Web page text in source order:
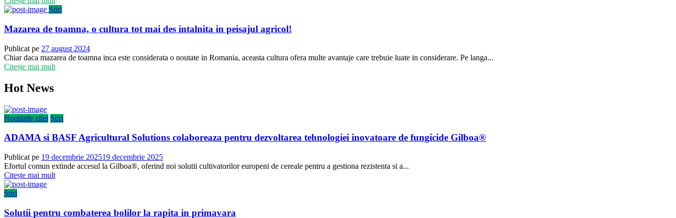
Știri
Mazarea de toamna, o cultura tot mai des intalnita in peisajul agricol!
Publicat pe 27 august 2024
Chiar daca mazarea de toamna inca este considerata o noutate in Romania, aceasta cultura ofera multe avantaje care trebuie luate in considerare. Pe langa...
Citește mai mult
Hot News
Noutățile zilei Știri
ADAMA si BASF Agricultural Solutions colaboreaza pentru dezvoltarea tehnologiei inovatoare de fungicide Gilboa®
Publicat pe 19 decembrie 202519 decembrie 2025
Efortul comun extinde accesul la Gilboa®, oferind noi solutii cultivatorilor europeni de cereale pentru a gestiona rezistenta si a...
Citește mai mult
Știri
Solutii pentru combaterea bolilor la rapita in primavara